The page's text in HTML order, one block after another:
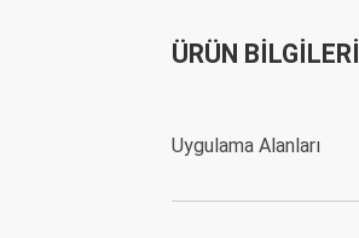
ÜRÜN BİLGİLERİ
Uygulama Alanları